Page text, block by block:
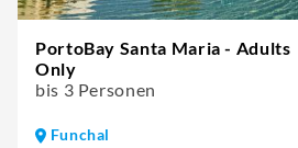
PortoBay Santa Maria - Adults
Only
bis 3 Personen
Funchal